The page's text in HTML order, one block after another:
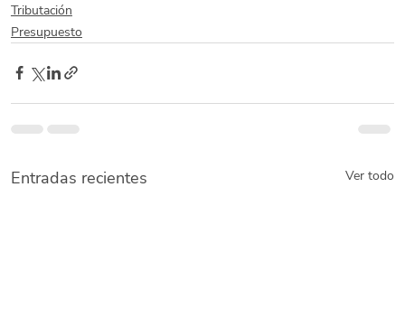
Tributación
Presupuesto
Entradas recientes Ver todo